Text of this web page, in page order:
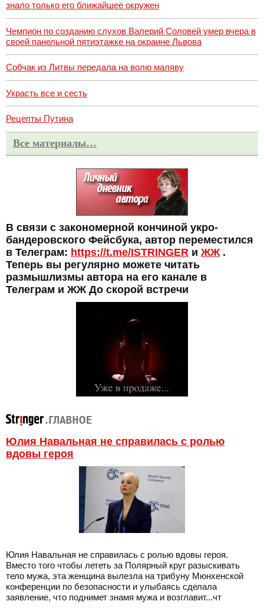
знало только его ближайшее окружен
Чемпион по созданию слухов Валерий Соловей умер вчера в
своей панельной пятиэтажке на окраине Львова
Собчак из Литвы передала на волю маляву
Украсть все и сесть
Рецепты Путина
Все материалы…
В связи с закономерной кончиной укро-
бандеровского Фейсбука, автор переместился
в Телеграм: https://t.me/ISTRINGER и ЖЖ .
Теперь вы регулярно можете читать
размышлизмы автора на его канале в
Телеграм и ЖЖ До скорой встречи
Юлия Навальная не справилась с ролью
вдовы героя
Юлия Навальная не справилась с ролью вдовы героя.
Вместо того чтобы лететь за Полярный круг разыскивать
тело мужа, эта женщина вылезла на трибуну Мюнхенской
конференции по безопасности и улыбаясь сделала
заявление, что поднимет знамя мужа и возглавит...чт